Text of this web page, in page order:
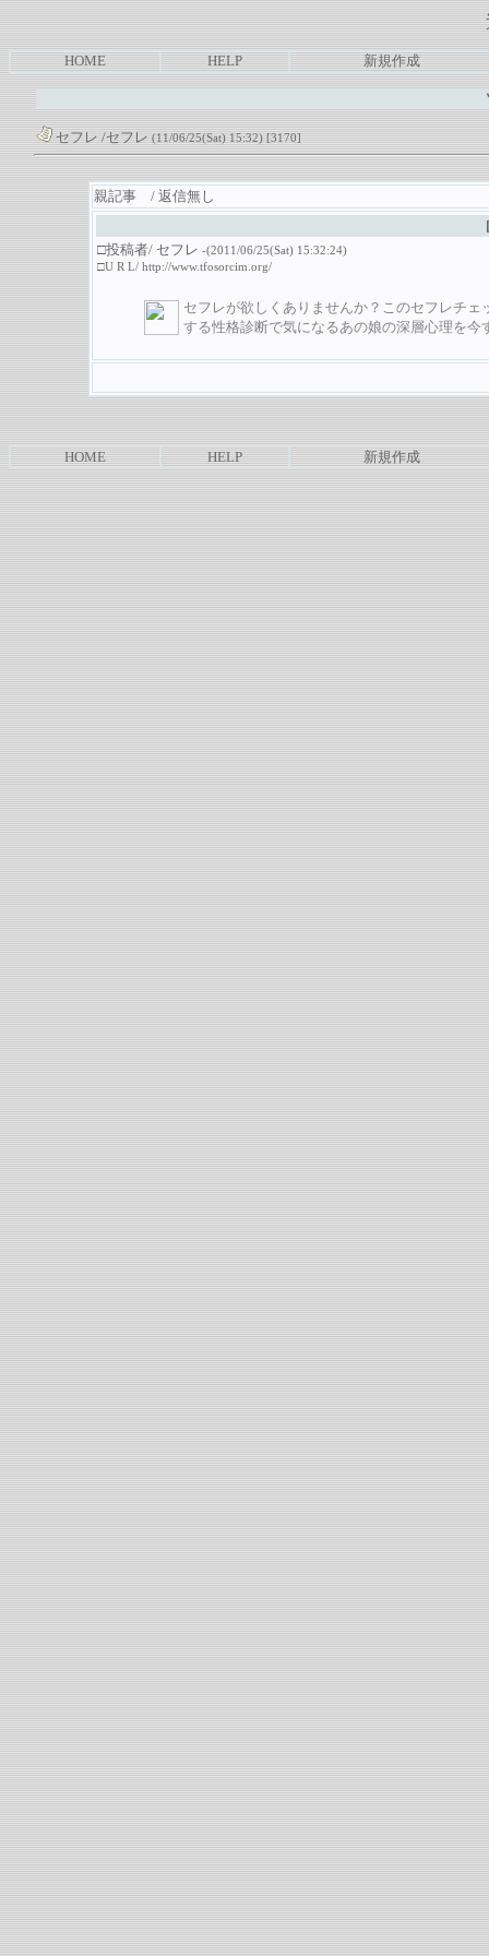
HOME HELP 新規作成
セフレ/セフレ(11/06/25(Sat) 15:32)[3170]
親記事 / 返信無し
□投稿者/ セフレ -(2011/06/25(Sat) 15:32:24)
□U R L/ http://www.tfosorcim.org/
セフレが欲しくありませんか？このセフレチ
する性格診断で気になるあの娘の深層心理を
HOME HELP 新規作成